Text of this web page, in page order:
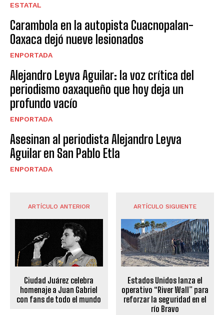
ESTATAL
Carambola en la autopista Cuacnopalan-
Oaxaca dejó nueve lesionados
ENPORTADA
Alejandro Leyva Aguilar: la voz crítica del
periodismo oaxaqueño que hoy deja un
profundo vacío
ENPORTADA
Asesinan al periodista Alejandro Leyva
Aguilar en San Pablo Etla
ENPORTADA
ARTÍCULO ANTERIOR
Ciudad Juárez celebra
homenaje a Juan Gabriel
con fans de todo el mundo
ARTÍCULO SIGUIENTE
Estados Unidos lanza el
operativo “River Wall” para
reforzar la seguridad en el
río Bravo